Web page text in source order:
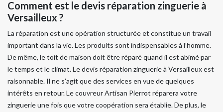
Comment est le devis réparation zinguerie à
Versailleux ?
La réparation est une opération structurée et constitue un travail
important dans la vie. Les produits sont indispensables à l’homme.
De même, le toit de maison doit être réparé quand il est abimé par
le temps et le climat. Le devis réparation zinguerie à Versailleux est
raisonnable. Il ne s’agit que des services en vue de quelques
intérêts en retour. Le couvreur Artisan Pierrot réparera votre
zinguerie une fois que votre coopération sera établie. De plus, le